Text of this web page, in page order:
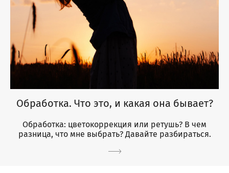
Обработка. Что это, и какая она бывает?
Обработка: цветокоррекция или ретушь? В чем
разница, что мне выбрать? Давайте разбираться.